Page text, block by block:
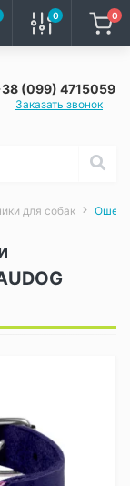
0 0
(099) 4715059
Заказать звонок
для собак